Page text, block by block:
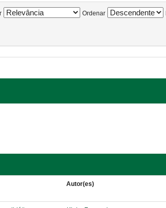
Ordenar
Autor(es)